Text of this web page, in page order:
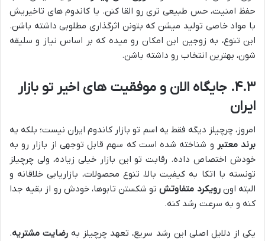
حفظ امنیت، حس طبیعی تری رو القا کنن. یا کاندوم های تاخیریش
با مواد خاصی تولید میشن که بتونن اثرگذاری مطلوبی داشته باشن.
این تنوع، به زوجین این امکان رو میده که بر اساس نیاز و سلیقه
شون، بهترین انتخاب رو داشته باشن.
۴.۳. جایگاه الان و موفقیت های اخیر تو بازار
ایران
امروز، چرچیلز دیگه فقط یه اسم تو بازار کاندوم ایران نیست؛ بلکه یه
برند معتبر و شناخته شده است که سهم قابل توجهی از بازار رو به
خودش اختصاص داده. رقابت تو این بازار خیلی زیاده، ولی چرچیلز
تونسته با اتکا به کیفیت بالا، تنوع محصولات، بازاریابی خلاقانه و
البته اونرویکرد متفاوتشتو شکستن تابوها، خودش رو از بقیه جدا
کنه و به سرعت رشد کنه.
یکی از دلایل اصلی این رشد سریع، تعهد چرچیلز به رضایت مشتریه.